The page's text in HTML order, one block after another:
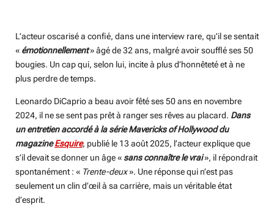
L’acteur oscarisé a confié, dans une interview rare, qu’il se sentait
« émotionnellement» âgé de 32 ans, malgré avoir soufflé ses 50
bougies. Un cap qui, selon lui, incite à plus d’honnêteté et à ne
plus perdre de temps.
Leonardo DiCaprio a beau avoir fêté ses 50 ans en novembre
2024, il ne se sent pas prêt à ranger ses rêves au placard. Dans
un entretien accordé à la série Mavericks of Hollywood du
magazineEsquire, publié le 13 août 2025, l’acteur explique que
s’il devait se donner un âge « sans connaître le vrai», il répondrait
spontanément : « Trente-deux». Une réponse qui n’est pas
seulement un clin d’œil à sa carrière, mais un véritable état
d’esprit.